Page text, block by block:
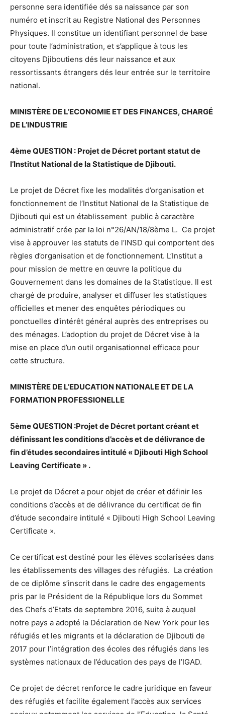
personne sera identifiée dés sa naissance par son
numéro et inscrit au Registre National des Personnes
Physiques. Il constitue un identifiant personnel de base
pour toute l’administration, et s’applique à tous les
citoyens Djiboutiens dés leur naissance et aux
ressortissants étrangers dés leur entrée sur le territoire
national.
MINISTÈRE DE L’ECONOMIE ET DES FINANCES, CHARGÉ
DE L’INDUSTRIE
4ème QUESTION : Projet de Décret portant statut de
l’Institut National de la Statistique de Djibouti.
Le projet de Décret fixe les modalités d’organisation et
fonctionnement de l’Institut National de la Statistique de
Djibouti qui est un établissement public à caractère
administratif crée par la loi n°26/AN/18/8ème L. Ce projet
vise à approuver les statuts de l’INSD qui comportent des
règles d’organisation et de fonctionnement. L’Institut a
pour mission de mettre en œuvre la politique du
Gouvernement dans les domaines de la Statistique. Il est
chargé de produire, analyser et diffuser les statistiques
officielles et mener des enquêtes périodiques ou
ponctuelles d’intérêt général auprès des entreprises ou
des ménages. L’adoption du projet de Décret vise à la
mise en place d’un outil organisationnel efficace pour
cette structure.
MINISTÈRE DE L’EDUCATION NATIONALE ET DE LA
FORMATION PROFESSIONELLE
5ème QUESTION :Projet de Décret portant créant et
définissant les conditions d’accès et de délivrance de
fin d’études secondaires intitulé « Djibouti High School
Leaving Certificate » .
Le projet de Décret a pour objet de créer et définir les
conditions d’accès et de délivrance du certificat de fin
d’étude secondaire intitulé « Djibouti High School Leaving
Certificate ».
Ce certificat est destiné pour les élèves scolarisées dans
les établissements des villages des réfugiés. La création
de ce diplôme s’inscrit dans le cadre des engagements
pris par le Président de la République lors du Sommet
des Chefs d’Etats de septembre 2016, suite à auquel
notre pays a adopté la Déclaration de New York pour les
réfugiés et les migrants et la déclaration de Djibouti de
2017 pour l’intégration des écoles des réfugiés dans les
systèmes nationaux de l’éducation des pays de l’IGAD.
Ce projet de décret renforce le cadre juridique en faveur
des réfugiés et facilite également l’accès aux services